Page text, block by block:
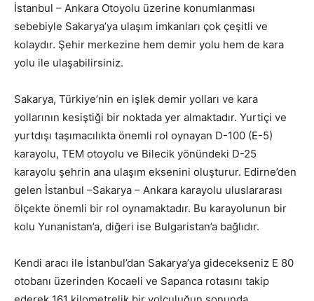
İstanbul – Ankara Otoyolu üzerine konumlanması
sebebiyle Sakarya’ya ulaşım imkanları çok çeşitli ve
kolaydır. Şehir merkezine hem demir yolu hem de kara
yolu ile ulaşabilirsiniz.
Sakarya, Türkiye’nin en işlek demir yolları ve kara
yollarının kesiştiği bir noktada yer almaktadır. Yurtiçi ve
yurtdışı taşımacılıkta önemli rol oynayan D-100 (E-5)
karayolu, TEM otoyolu ve Bilecik yönündeki D-25
karayolu şehrin ana ulaşım eksenini oluşturur. Edirne’den
gelen İstanbul –Sakarya – Ankara karayolu uluslararası
ölçekte önemli bir rol oynamaktadır. Bu karayolunun bir
kolu Yunanistan’a, diğeri ise Bulgaristan’a bağlıdır.
Kendi aracı ile İstanbul’dan Sakarya’ya gidecekseniz E 80
otobanı üzerinden Kocaeli ve Sapanca rotasını takip